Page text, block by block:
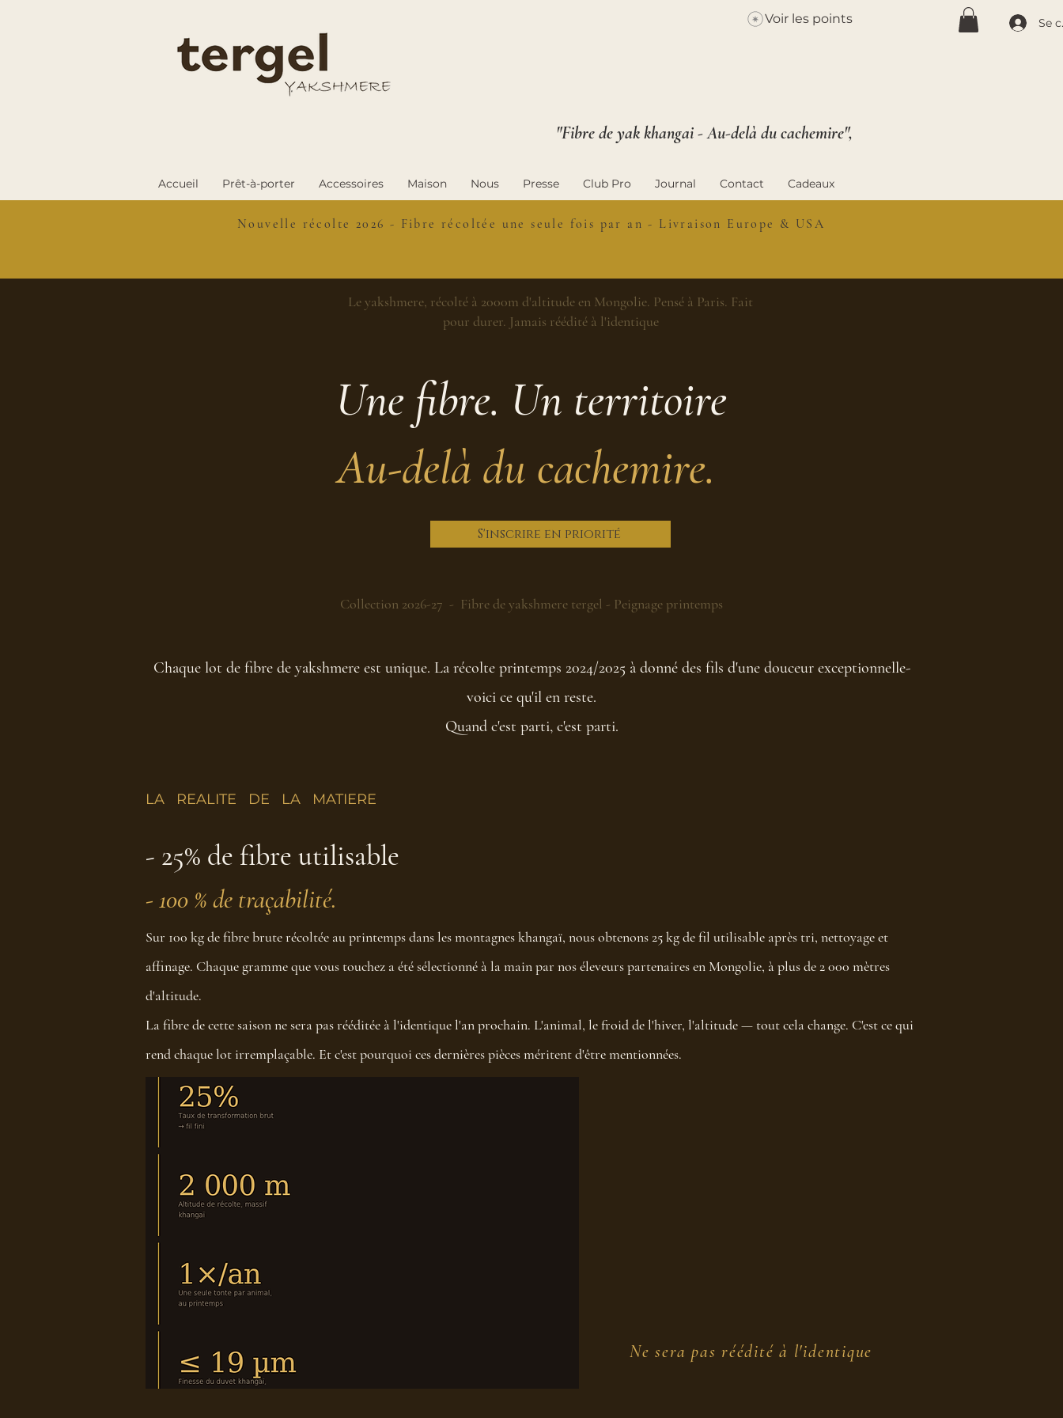
Voir les points
"Fibre de yak khangai - Au-delà du cachemire",
Accueil Prêt-à-porter Accessoires Maison Nous Presse Club Pro Journal Contact Cadeaux
Se
Nouvelle récolte 2026 - Fibre récoltée une seule fois par an - Livraison Europe & USA
Le yakshmere, récolté à 2000m d'altitude en Mongolie. Pensé à Paris. Fait
pour durer. Jamais réédité à l'identique
Une fibre. Un territoire
Au-delà du cachemire.
S'inscrire en priorité
Collection 2026-27 - Fibre de yakshmere tergel - Peignage printemps
Chaque lot de fibre de yakshmere est unique. La récolte printemps 2024/2025 à donné des fils d'une douceur exceptionnelle-
voici ce qu'il en reste.
Quand c'est parti, c'est parti.
LA REALITE DE LA MATIERE
- 25% de fibre utilisable
- 100 % de traçabilité.
Sur 100 kg de fibre brute récoltée au printemps dans les montagnes khangaï, nous obtenons 25 kg de fil utilisable après tri, nettoyage et
affinage. Chaque gramme que vous touchez a été sélectionné à la main par nos éleveurs partenaires en Mongolie, à plus de 2 000 mètres
d'altitude.
La fibre de cette saison ne sera pas rééditée à l'identique l'an prochain. L'animal, le froid de l'hiver, l'altitude — tout cela change. C'est ce qui
rend chaque lot irremplaçable. Et c'est pourquoi ces dernières pièces méritent d'être mentionnées.
Ne sera pas réédité à l'identique